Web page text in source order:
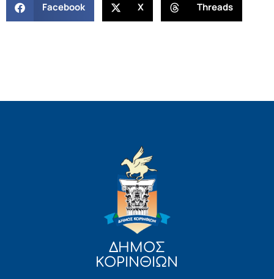
Facebook X Threads
ΔΗΜΟΣ
ΚΟΡΙΝΘΙΩΝ